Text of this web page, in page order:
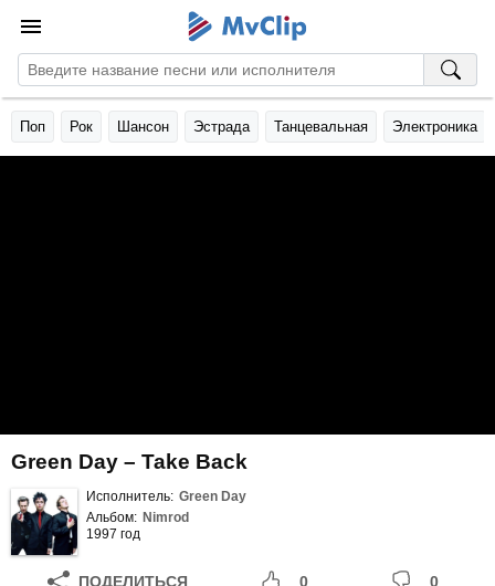
Поп Рок Шансон Эстрада Танцевальная Электроника
Green Day – Take Back
Исполнитель: Green Day
Альбом: Nimrod
1997 год
ПОДЕЛИТЬСЯ 0 0